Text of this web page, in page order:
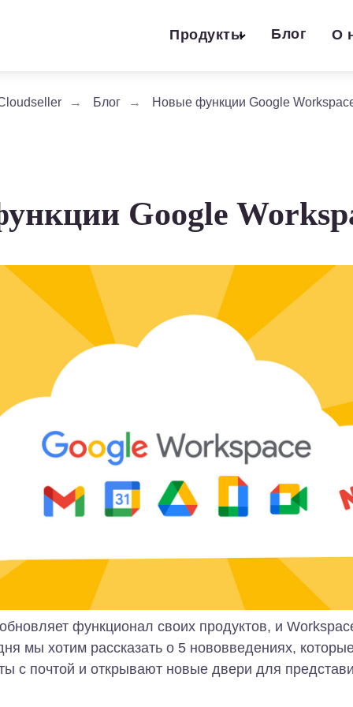
Продукты О
Блог
→ Блог → Новые функции Google
Google
функционал своих продуктов, и
мы хотим рассказать о 5 нововведениях,
с почтой и открывают новые двери для